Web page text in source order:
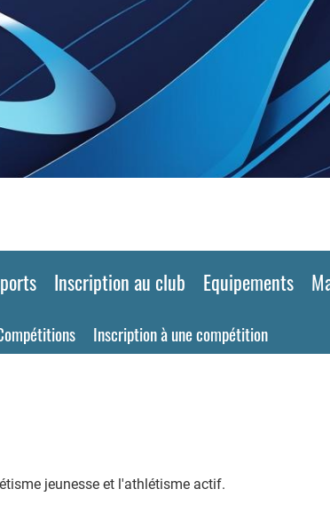
Inscription au club Equipements
Inscription à une compétition
jeunesse et l'athlétisme actif.